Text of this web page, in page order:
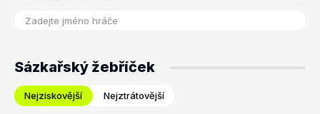
Sázkařský žebříček
Nejziskovější Nejztrátovější